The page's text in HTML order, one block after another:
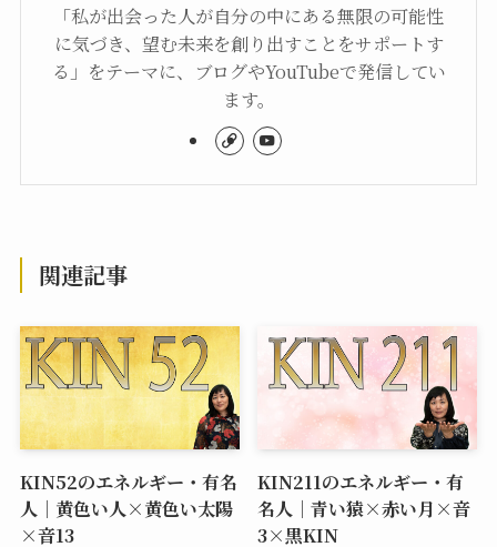
「私が出会った人が自分の中にある無限の可能性
に気づき、望む未来を創り出すことをサポートす
る」をテーマに、ブログやYouTubeで発信してい
ます。
関連記事
KIN52のエネルギー・有名
人｜黄色い人×黄色い太陽
×音13
KIN211のエネルギー・有
名人｜青い猿×赤い月×音
3×黒KIN